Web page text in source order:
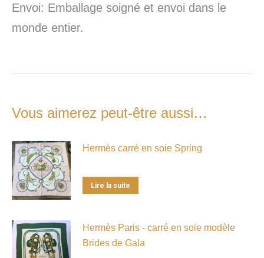
Envoi: Emballage soigné et envoi dans le
monde entier.
Vous aimerez peut-être aussi…
Hermès carré en soie Spring
Lire la suite
Hermès Paris - carré en soie modèle
Brides de Gala